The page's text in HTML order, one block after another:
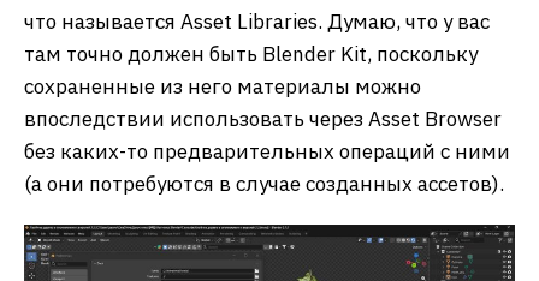
что называется Asset Libraries. Думаю, что у вас
там точно должен быть Blender Kit, поскольку
сохраненные из него материалы можно
впоследствии использовать через Asset Browser
без каких-то предварительных операций с ними
(а они потребуются в случае созданных ассетов).